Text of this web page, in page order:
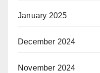
January 2025
December 2024
November 2024